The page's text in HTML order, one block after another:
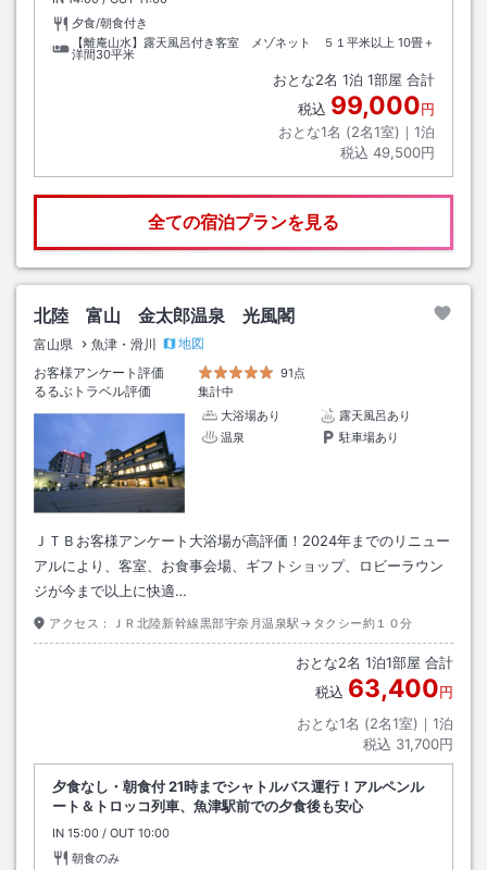
夕食/朝食付き
【離庵山水】露天風呂付き客室 メゾネット ５１平米以上 10畳＋
洋間30平米
おとな2名 1泊 1部屋 合計
税込 99,000円
おとな1名 (2名1室)｜ 1泊
税込 49,500円
全ての宿泊プランを見る
北陸 富山 金太郎温泉 光風閣
富山県 魚津・滑川
地図
お客様アンケート評価
91点
るるぶトラベル評価
集計中
大浴場あり
露天風呂あり
温泉
駐車場あり
ＪＴＢお客様アンケート大浴場が高評価！2024年までのリニュー
アルにより、客室、お食事会場、ギフトショップ、ロビーラウン
ジが今まで以上に快適…
アクセス： ＪＲ北陸新幹線黒部宇奈月温泉駅→タクシー約１０分
おとな2名 1泊1部屋 合計
税込 63,400円
おとな1名 (2名1室)｜ 1泊
税込 31,700円
夕食なし・朝食付 21時までシャトルバス運行！アルペンル
ート＆トロッコ列車、魚津駅前での夕食後も安心
IN チェックイン
15:00 / OUT チェックアウト
10:00
朝食のみ